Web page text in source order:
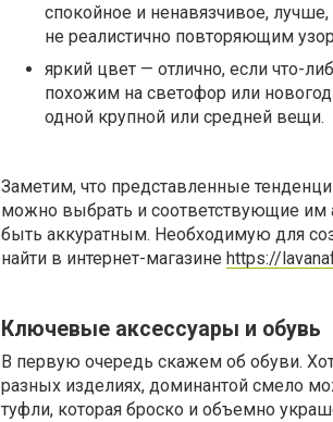
спокойное и ненавязчивое,
не реалистично повторяющим
яркий цвет — отлично, если что-
похожим на светофор или
одной крупной или средней вещи.
Заметим, что представленные
можно выбрать и соответствующие им
быть аккуратным. Необходимую для
найти в интернет-магазине https://
Ключевые аксессуары и обувь
В первую очередь скажем об обуви.
разных изделиях, доминантой смело
туфли, которая броско и объемно